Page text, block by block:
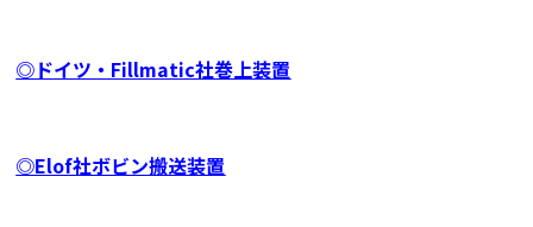
◎ドイツ・Fillmatic社巻上装置
◎Elof社ボビン搬送装置